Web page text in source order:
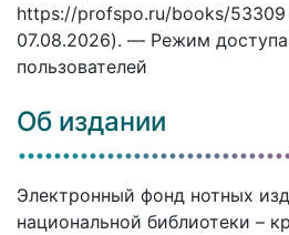
https://profspo.ru/books/
07.08.2026). — Режим
пользователей
Об издании
Электронный фонд нотных
национальной библиотеки –